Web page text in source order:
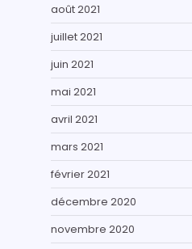
août 2021
juillet 2021
juin 2021
mai 2021
avril 2021
mars 2021
février 2021
décembre 2020
novembre 2020